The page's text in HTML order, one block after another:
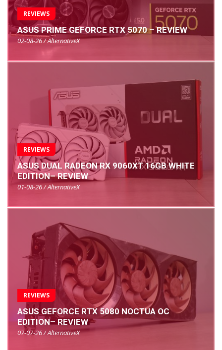
REVIEWS
ASUS PRIME GEFORCE RTX 5070 – REVIEW
02-08-26 / AlternativeX
REVIEWS
ASUS DUAL RADEON RX 9060XT 16GB WHITE
EDITION– REVIEW
01-08-26 / AlternativeX
REVIEWS
ASUS GEFORCE RTX 5080 NOCTUA OC
EDITION– REVIEW
07-07-26 / AlternativeX